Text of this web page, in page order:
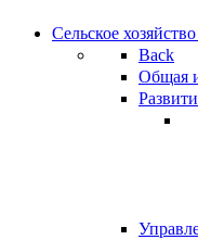
Сельское
Back
Общая